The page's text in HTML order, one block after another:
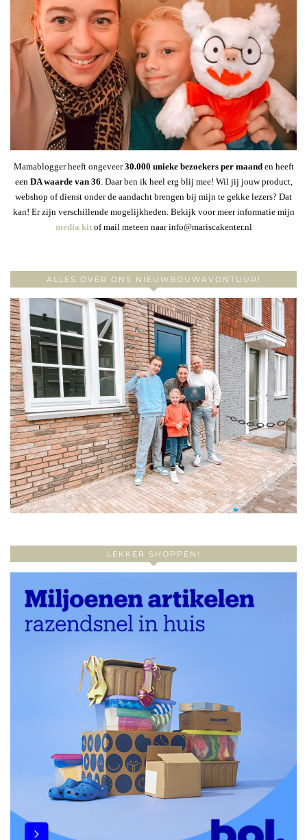
Mamablogger heeft ongeveer30.000 unieke bezoekers per maanden heeft
een DA waarde van 36. Daar ben ik heel erg blij mee! Wil jij jouw product,
webshop of dienst onder de aandacht brengen bij mijn te gekke lezers? Dat
kan! Er zijn verschillende mogelijkheden. Bekijk voor meer informatie mijn
media kitof mail meteen naar info@mariscakenter.nl
ALLES OVER ONS NIEUWBOUWAVONTUUR!
LEKKER SHOPPEN!